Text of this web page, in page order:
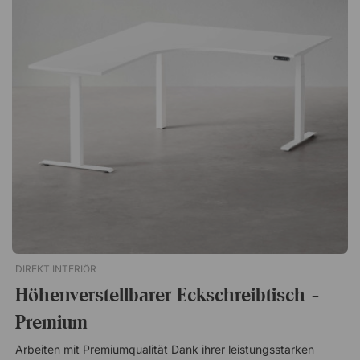
DIREKT INTERIÖR
Höhenverstellbarer Eckschreibtisch -
Premium
Arbeiten mit Premiumqualität Dank ihrer leistungsstarken